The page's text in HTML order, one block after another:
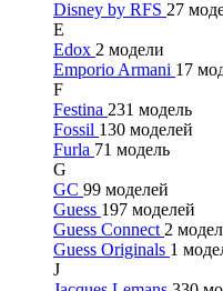
Disney by RFS 27
E
Edox 2 модели
Emporio Armani 17
F
Festina 231 модель
Fossil 130 моделей
Furla 71 модель
G
GC 99 моделей
Guess 197 моделей
Guess Connect 2
Guess Originals 1
J